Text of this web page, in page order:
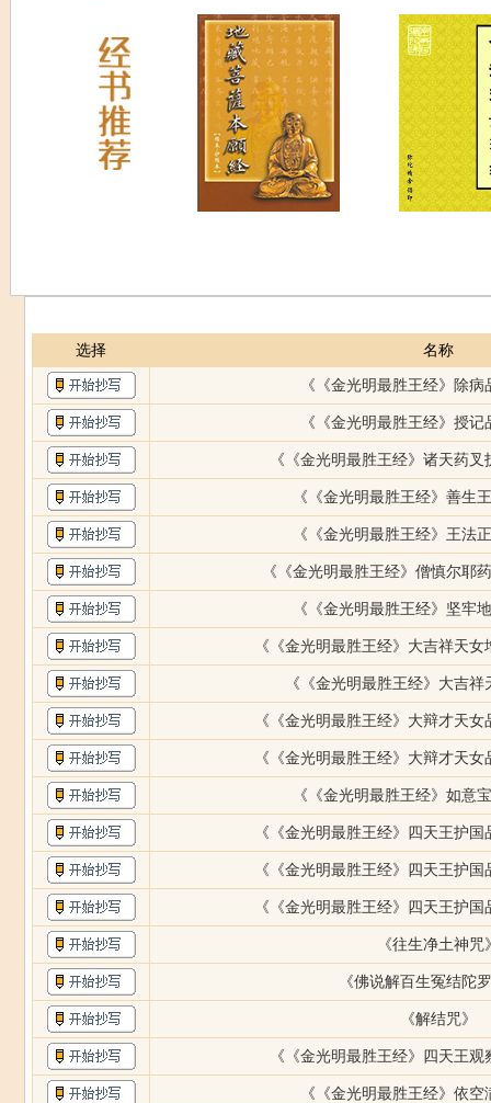
选择
名称
《《金光明最胜王经》除
《《金光明最胜王经》授
《《金光明最胜王经》诸天药
《《金光明最胜王经》善生
《《金光明最胜王经》王法
《《金光明最胜王经》僧慎尔耶
《《金光明最胜王经》坚牢
《《金光明最胜王经》大吉祥天
《《金光明最胜王经》大吉
《《金光明最胜王经》大辩才天
《《金光明最胜王经》大辩才天
《《金光明最胜王经》如意
《《金光明最胜王经》四天王护
《《金光明最胜王经》四天王护
《《金光明最胜王经》四天王护
《往生净土神咒
《佛说解百生冤结陀
《解结咒》
《《金光明最胜王经》四天王
《《金光明最胜王经》依